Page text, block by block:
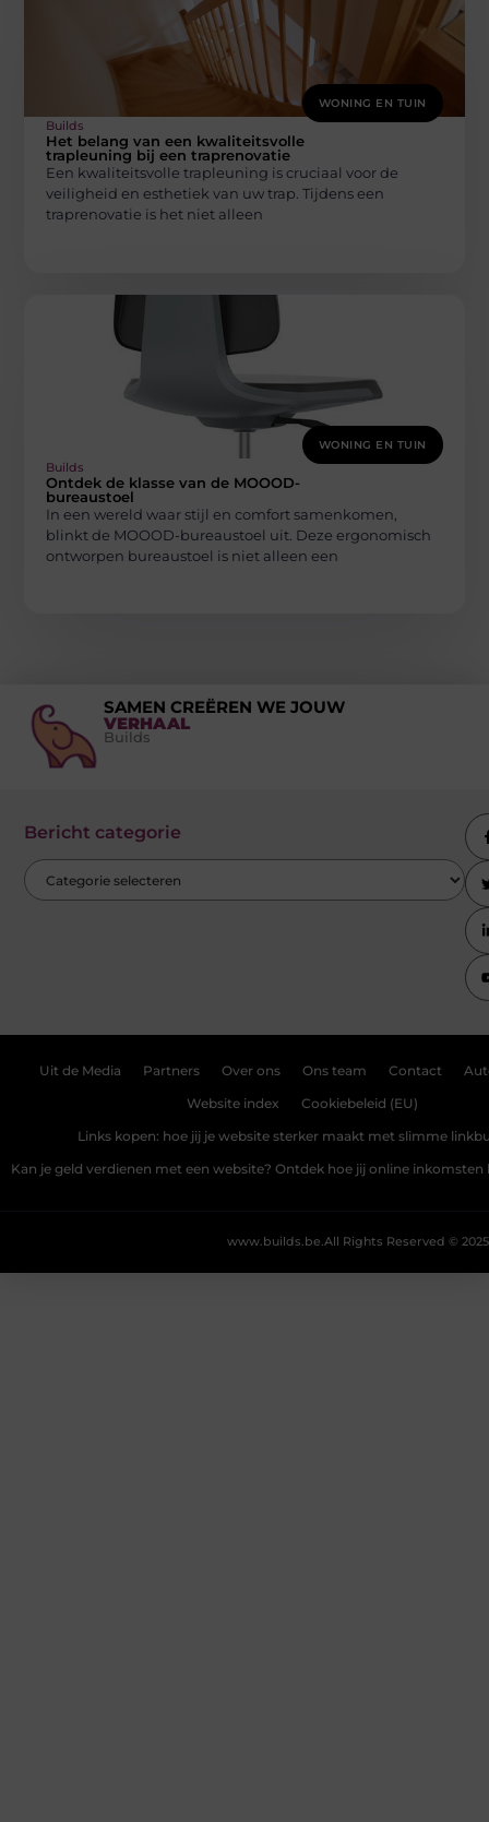
WONING EN TUIN
Builds
Het belang van een kwaliteitsvolle
trapleuning bij een traprenovatie
Een kwaliteitsvolle trapleuning is cruciaal voor de
veiligheid en esthetiek van uw trap. Tijdens een
traprenovatie is het niet alleen
WONING EN TUIN
Builds
Ontdek de klasse van de MOOOD-
bureaustoel
In een wereld waar stijl en comfort samenkomen,
blinkt de MOOOD-bureaustoel uit. Deze ergonomisch
ontworpen bureaustoel is niet alleen een
SAMEN CREËREN WE JOUW
VERHAAL
Builds
Bericht categorie
Uit de Media Partners Over ons Ons team Contact
Website index Cookiebeleid (EU)
Links kopen: hoe jij je website sterker maakt met slimme
Kan je geld verdienen met een website? Ontdek hoe jij online
All Rights Reserved © 2025
www.builds.be.